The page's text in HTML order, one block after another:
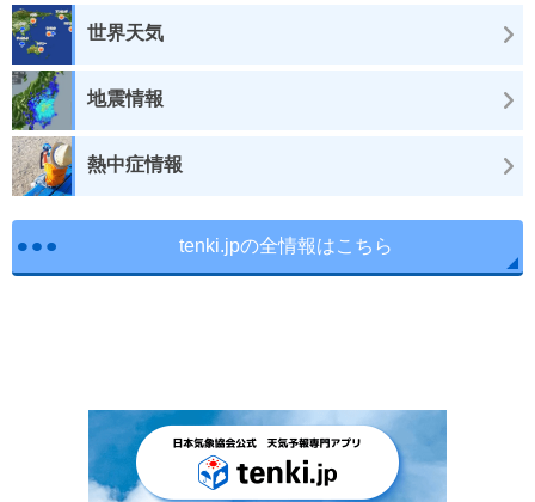
世界天気
地震情報
熱中症情報
tenki.jpの全情報はこちら